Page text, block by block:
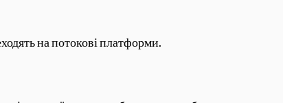
на потокові платформи.